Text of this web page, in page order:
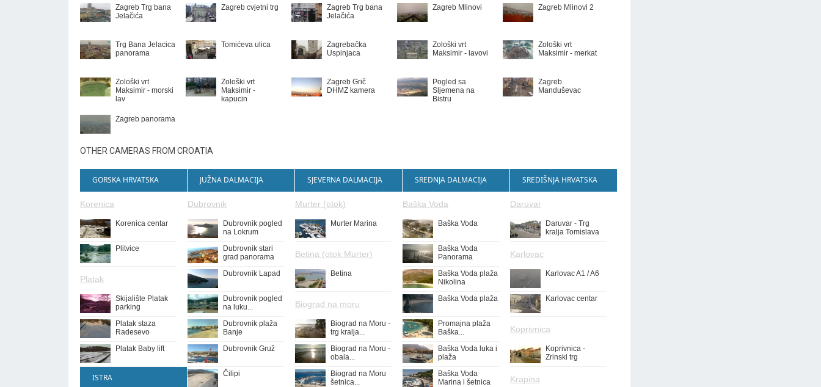
Zagreb Trg bana
Jelačića
Zagreb cvjetni trg
Zagreb Trg bana
Jelačića
Zagreb Mlinovi Zagreb Mlinovi 2
Trg Bana Jelacica
panorama
Tomićeva ulica
Zagrebačka
Uspinjaca
Zološki vrt
Maksimir - lavovi
Zološki vrt
Maksimir - merkat
Zološki vrt
Maksimir - morski
lav
Zološki vrt
Maksimir -
kapucin
Zagreb Grič
DHMZ kamera
Pogled sa
Sljemena na
Bistru
Zagreb
Manduševac
Zagreb panorama
OTHER CAMERAS FROM CROATIA
GORSKA HRVATSKA
Korenica
Korenica centar
Plitvice
Platak
Skijalište Platak
parking
Platak staza
Radesevo
Platak Baby lift
ISTRA
JUŽNA DALMACIJA
Dubrovnik
Dubrovnik pogled
na Lokrum
Dubrovnik stari
grad panorama
Dubrovnik Lapad
Dubrovnik pogled
na luku...
Dubrovnik plaža
Banje
Dubrovnik Gruž
Čilipi
SJEVERNA DALMACIJA
Murter (otok)
Murter Marina
Betina (otok Murter)
Betina
Biograd na moru
Biograd na Moru -
trg kralja...
Biograd na Moru -
obala...
Biograd na Moru
šetnica...
SREDNJA DALMACIJA
Baška Voda
Baška Voda
Baška Voda
Panorama
Baška Voda plaža
Nikolina
Baška Voda plaža
Promajna plaža
Baška...
Baška Voda luka i
plaža
Baška Voda
Marina i šetnica
SREDIŠNJA HRVATSKA
Daruvar
Daruvar - Trg
kralja Tomislava
Karlovac
Karlovac A1 / A6
Karlovac centar
Koprivnica
Koprivnica -
Zrinski trg
Krapina